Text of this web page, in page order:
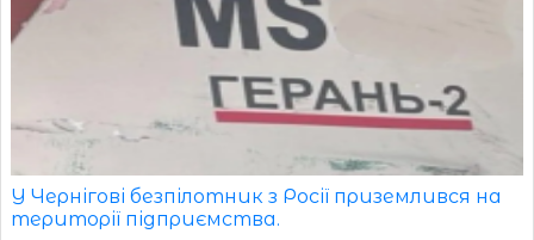
У Чернігові безпілотник з Росії приземлився на
території підприємства.